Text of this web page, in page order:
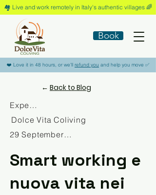
🏘️​ Live and work remotely in Italy's authentic villages 🌈​
Book
​❤️​ Love it in 48 hours, or we'll refund you and help you move ​✅​
← Back to Blog
Experience
Dolce Vita Coliving
29 September 2025
Smart working e
nuova vita nei